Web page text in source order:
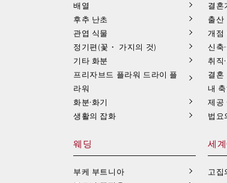
배열
후추 난초
관엽 식물
정기편(꽃・ 가지의 것)
기타 화분
프리자브드 플라워 드라이 플
라워
화분·화기
생활의 잡화
결혼
출산
개점
신축
취직
결혼
내
제공
법요
웨딩
부케 부트니아
세
고집